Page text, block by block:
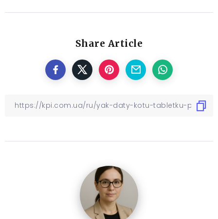
Share Article